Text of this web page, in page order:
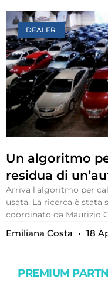
DEALER
Un algoritmo
residua di
Arriva l’algoritmo per
usata. La ricerca è
coordinato da Maurizio
Emiliana Costa 18
PREMIUM